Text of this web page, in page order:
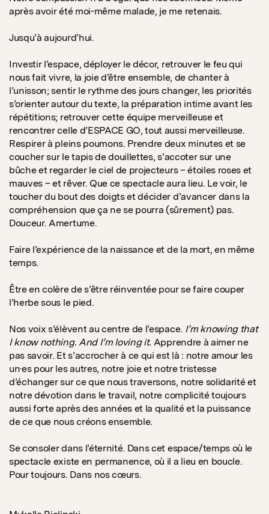
après avoir été moi-même malade, je me retenais.
Jusqu’à aujourd’hui.
Investir l’espace, déployer le décor, retrouver le feu qui
nous fait vivre, la joie d’être ensemble, de chanter à
l’unisson; sentir le rythme des jours changer, les priorités
s’orienter autour du texte, la préparation intime avant les
répétitions; retrouver cette équipe merveilleuse et
rencontrer celle d’ESPACE GO, tout aussi merveilleuse.
Respirer à pleins poumons. Prendre deux minutes et se
coucher sur le tapis de douillettes, s’accoter sur une
bûche et regarder le ciel de projecteurs – étoiles roses et
mauves – et rêver. Que ce spectacle aura lieu. Le voir, le
toucher du bout des doigts et décider d’avancer dans la
compréhension que ça ne se pourra (sûrement) pas.
Douceur. Amertume.
Faire l’expérience de la naissance et de la mort, en même
temps.
Être en colère de s’être réinventée pour se faire couper
l’herbe sous le pied.
Nos voix s’élèvent au centre de l’espace. I’m knowing that
I know nothing. And I’m loving it. Apprendre à aimer ne
pas savoir. Et s’accrocher à ce qui est là : notre amour les
un·es pour les autres, notre joie et notre tristesse
d’échanger sur ce que nous traversons, notre solidarité et
notre dévotion dans le travail, notre complicité toujours
aussi forte après des années et la qualité et la puissance
de ce que nous créons ensemble.
Se consoler dans l’éternité. Dans cet espace/temps où le
spectacle existe en permanence, où il a lieu en boucle.
Pour toujours. Dans nos cœurs.